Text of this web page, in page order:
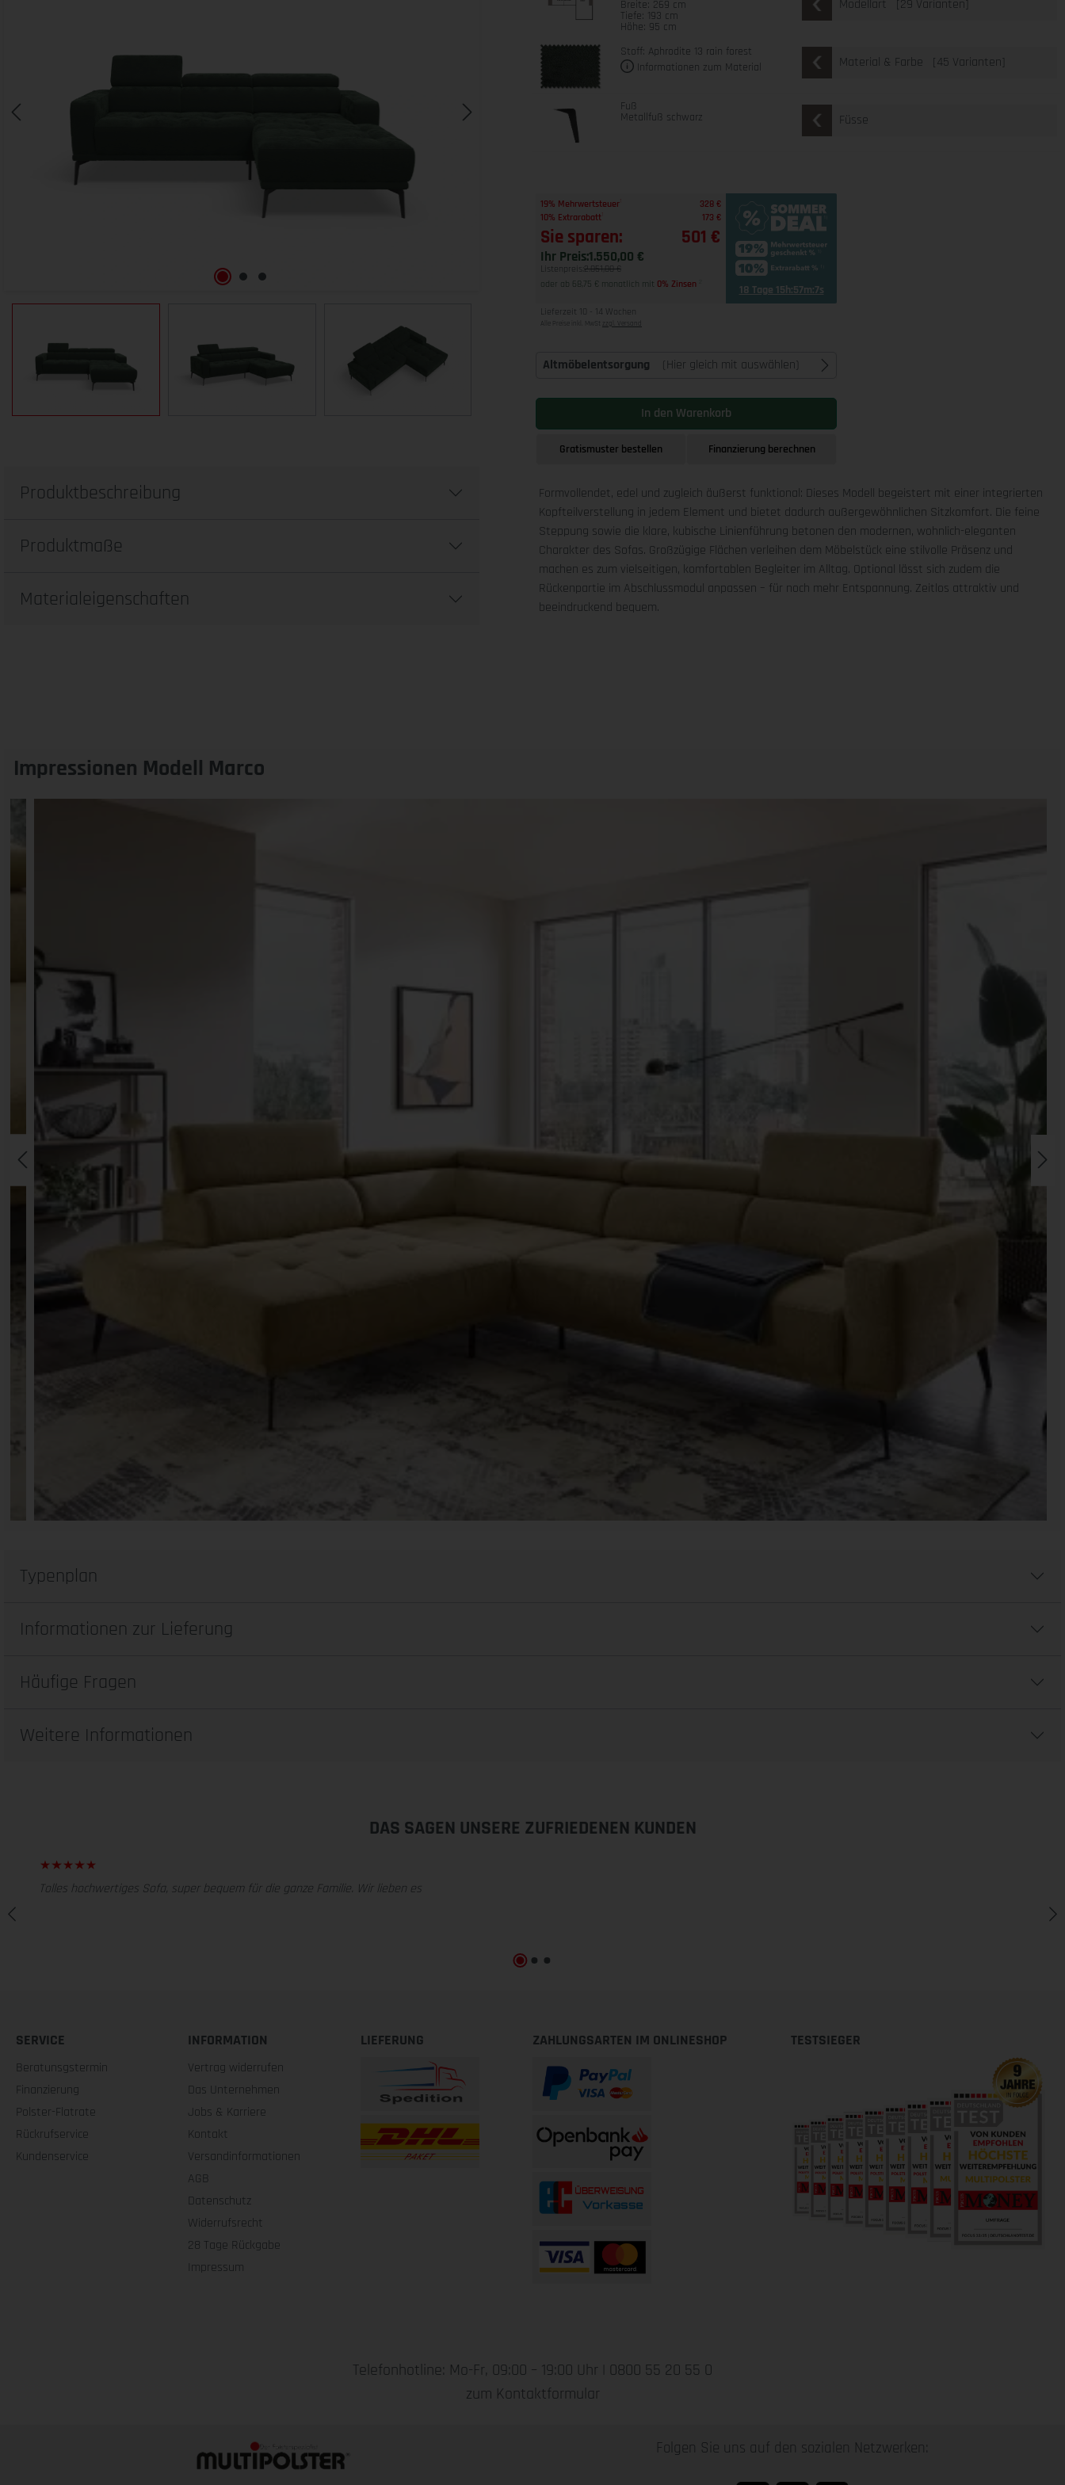
Breite: 269 cm
Tiefe: 193 cm
Höhe: 95 cm
Modellart [29 Varianten]
Stoff: Aphrodite 13 rain forest
Informationen zum Material
Material & Farbe [45 Varianten]
Fuß
Metallfuß schwarz Füsse
19% Mehrwertsteuer
328 €
10% Extrarabatt
173 €
Sie sparen: 501 €
Ihr Preis:1.550,00 €
Listenpreis: 2.051,00 €
oder ab 68,75 € monatlich mit 0% Zinsen 18 Tage 15h:57m:5s
Lieferzeit 10 - 14 Wochen
Alle Preise inkl. MwSt zzgl. Versand
Altmöbelentsorgung (Hier gleich mit auswählen)
In den Warenkorb
Gratismuster bestellen Finanzierung berechnen
Formvollendet, edel und zugleich äußerst funktional: Dieses Modell begeistert mit einer integrierten
Kopfteilverstellung in jedem Element und bietet dadurch außergewöhnlichen Sitzkomfort. Die feine
Steppung sowie die klare, kubische Linienführung betonen den modernen, wohnlich-eleganten
Charakter des Sofas. Großzügige Flächen verleihen dem Möbelstück eine stilvolle Präsenz und
machen es zum vielseitigen, komfortablen Begleiter im Alltag. Optional lässt sich zudem die
Rückenpartie im Abschlussmodul anpassen – für noch mehr Entspannung. Zeitlos attraktiv und
beeindruckend bequem.
Produktbeschreibung
Produktmaße
Materialeigenschaften
Impressionen Modell Marco
Typenplan
Informationen zur Lieferung
Häufige Fragen
Weitere Informationen
DAS SAGEN UNSERE ZUFRIEDENEN KUNDEN
Tolles hochwertiges Sofa, super bequem für die ganze Familie. Wir lieben es
SERVICE
Beratunsgstermin
Finanzierung
Polster-Flatrate
Rückrufservice
Kundenservice
INFORMATION
Vertrag widerrufen
Das Unternehmen
Jobs & Karriere
Kontakt
Versandinformationen
AGB
Datenschutz
Widerrufsrecht
28 Tage Rückgabe
Impressum
LIEFERUNG ZAHLUNGSARTEN IM ONLINESHOP TESTSIEGER
Telefonhotline: Mo-Fr, 09:00 – 19:00 Uhr | 0800 55 20 55 0
zum Kontaktformular
Folgen Sie uns auf den sozialen Netzwerken: